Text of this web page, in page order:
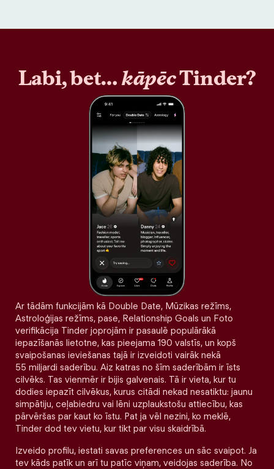
Labi, bet…kāpēcTinder?
Ar tādām funkcijām kā Double Date, Mūzikas režīms,
Astroloģijas režīms, pase, Relationship Goals un Foto
verifikācija Tinder joprojām ir pasaulē populārākā
iepazīšanās lietotne, kas pieejama 190 valstīs, un kopš
svaipošanas ieviešanas tajā ir izveidoti vairāk nekā
55 miljardi saderību. Aiz katras no šīm saderībām ir īsts
cilvēks. Tas vienmēr ir bijis galvenais. Tā ir vieta, kur tu
dodies iepazīt cilvēkus, kurus citādi nekad nesatiktu: jaunu
simpātiju, ceļabiedru vai lēni uzplaukstošu attiecību, kas
pārvēršas par kaut ko īstu. Pat ja vēl nezini, ko meklē,
Tinder dod tev vietu, kur tikt par visu skaidrībā.
Izveido profilu, iestati savas preferences un sāc svaipot. Ja
tev kāds patīk un arī tu patīc viņam, veidojas saderība. No